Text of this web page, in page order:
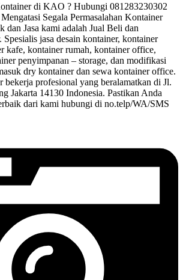
di KAO ? Hubungi 081283230302
Segala Permasalahan Kontainer
dan Jasa kami adalah Jual Beli dan
jasa desain kontainer, kontainer
kafe, kontainer rumah, kontainer office,
penyimpanan – storage, dan modifikasi
dry kontainer dan sewa kontainer office.
profesional yang beralamatkan di Jl.
Jakarta 14130 Indonesia. Pastikan Anda
dari kami hubungi di no.telp/WA/SMS